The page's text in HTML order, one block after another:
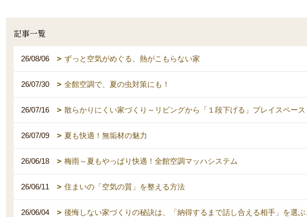
記事一覧
26/08/06 ずっと空気がめぐる、熱がこもらない家
26/07/30 全館空調で、夏の虫対策にも！
26/07/16 散らかりにくい家づくり～リビングから「１段下げる」プレイスペース
26/07/09 夏も快適！無垢材の魅力
26/06/18 梅雨～夏もやっぱり快適！全館空調マッハシステム
26/06/11 住まいの「空気の質」を整える方法
26/06/04 後悔しない家づくりの秘訣は、「納得するまで話し合える相手」を選